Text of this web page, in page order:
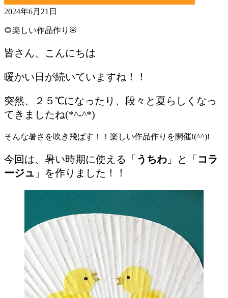
2024年6月21日
🌻楽しい作品作り🌸
皆さん、こんにちは
暖かい日が続いていますね！！
突然、２５℃になったり、段々と夏らしくなっ
てきましたね(*^-^*)
そんな暑さを吹き飛ばす！！楽しい作品作りを開催!(^^)!
今回は、暑い時期に使える「 うちわ 」と「 コラ
ージュ 」を作りました！！